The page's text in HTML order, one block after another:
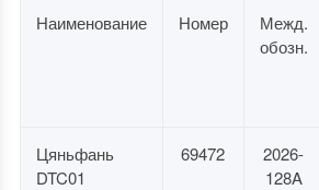
Наименование Номер
Межд.
обозн.
Цяньфань
DTC01
69472
2026-
128A